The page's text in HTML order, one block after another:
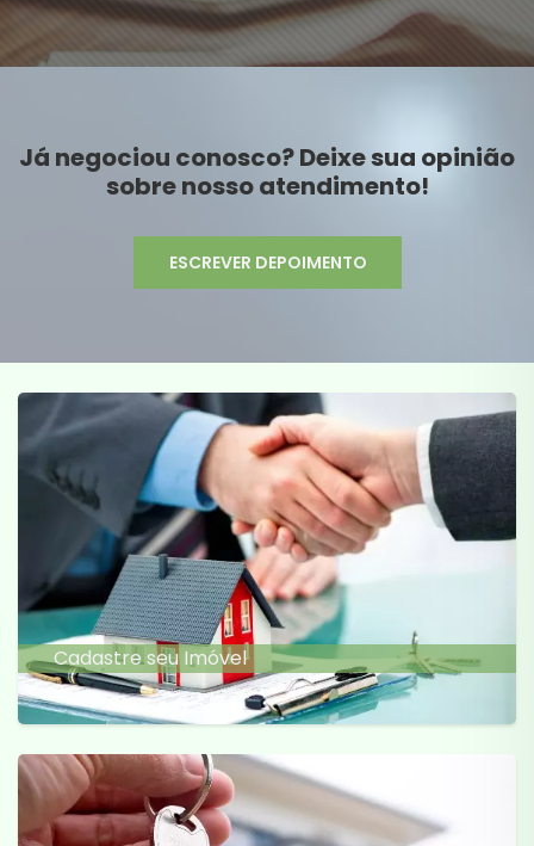
Já negociou conosco? Deixe sua opinião
sobre nosso atendimento!
ESCREVER DEPOIMENTO
Cadastre seu Imóvel